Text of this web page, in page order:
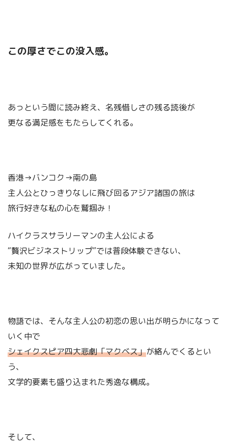
この厚さでこの没入感。
あっという間に読み終え、名残惜しさの残る読後が
更なる満足感をもたらしてくれる。
香港→バンコク→南の島
主人公とひっきりなしに飛び回るアジア諸国の旅は
旅行好きな私の心を鷲掴み！
ハイクラスサラリーマンの主人公による
“贅沢ビジネストリップ”では普段体験できない、
未知の世界が広がっていました。
物語では、そんな主人公の初恋の思い出が明らかになって
いく中で
シェイクスピア四大悲劇「マクベス」が絡んでくるとい
う、
文学的要素も盛り込まれた秀逸な構成。
そして、